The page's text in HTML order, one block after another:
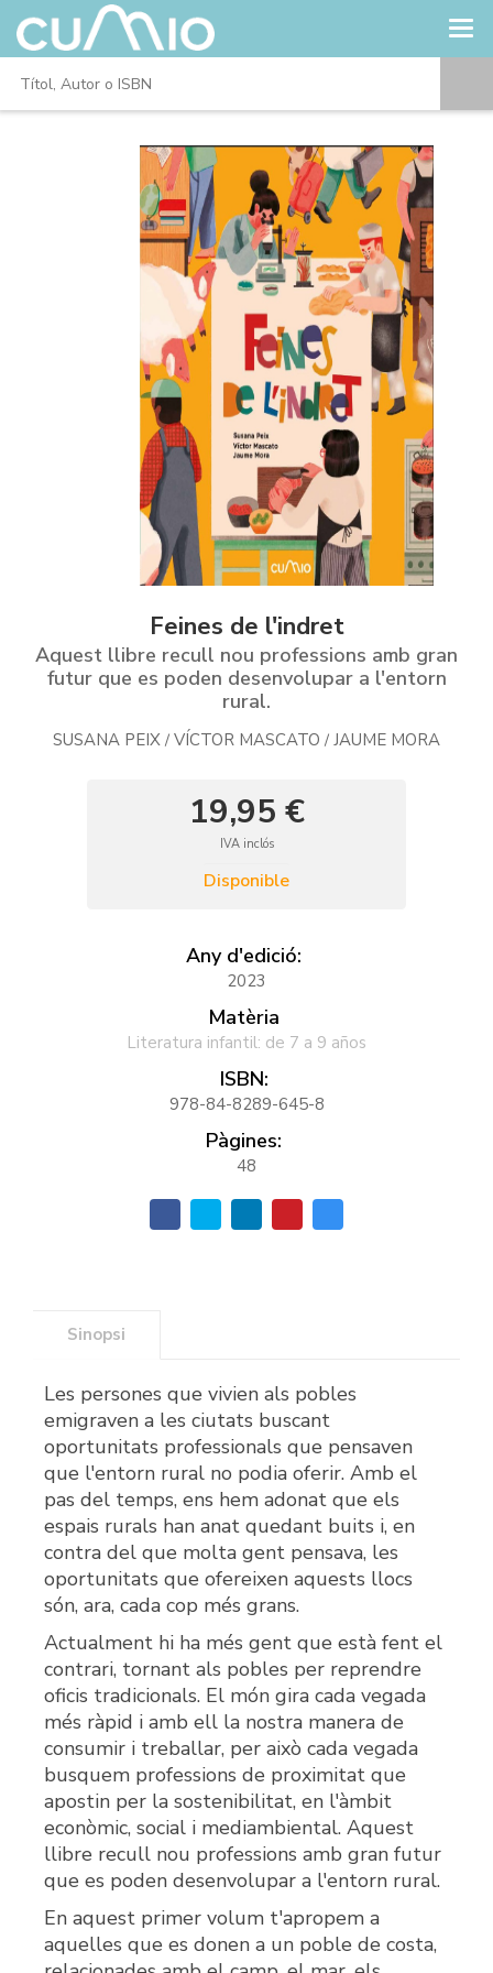
Feines de l'indret
Aquest llibre recull nou professions amb gran
futur que es poden desenvolupar a l'entorn
rural.
SUSANA PEIX / VÍCTOR MASCATO / JAUME MORA
19,95 €
IVA inclós
Disponible
Any d'edició:
2023
Matèria
Literatura infantil: de 7 a 9 años
ISBN:
978-84-8289-645-8
Pàgines:
48
Sinopsi
Les persones que vivien als pobles
emigraven a les ciutats buscant
oportunitats professionals que pensaven
que l'entorn rural no podia oferir. Amb el
pas del temps, ens hem adonat que els
espais rurals han anat quedant buits i, en
contra del que molta gent pensava, les
oportunitats que ofereixen aquests llocs
són, ara, cada cop més grans.
Actualment hi ha més gent que està fent el
contrari, tornant als pobles per reprendre
oficis tradicionals. El món gira cada vegada
més ràpid i amb ell la nostra manera de
consumir i treballar, per això cada vegada
busquem professions de proximitat que
apostin per la sostenibilitat, en l'àmbit
econòmic, social i mediambiental. Aquest
llibre recull nou professions amb gran futur
que es poden desenvolupar a l'entorn rural.
En aquest primer volum t'apropem a
aquelles que es donen a un poble de costa,